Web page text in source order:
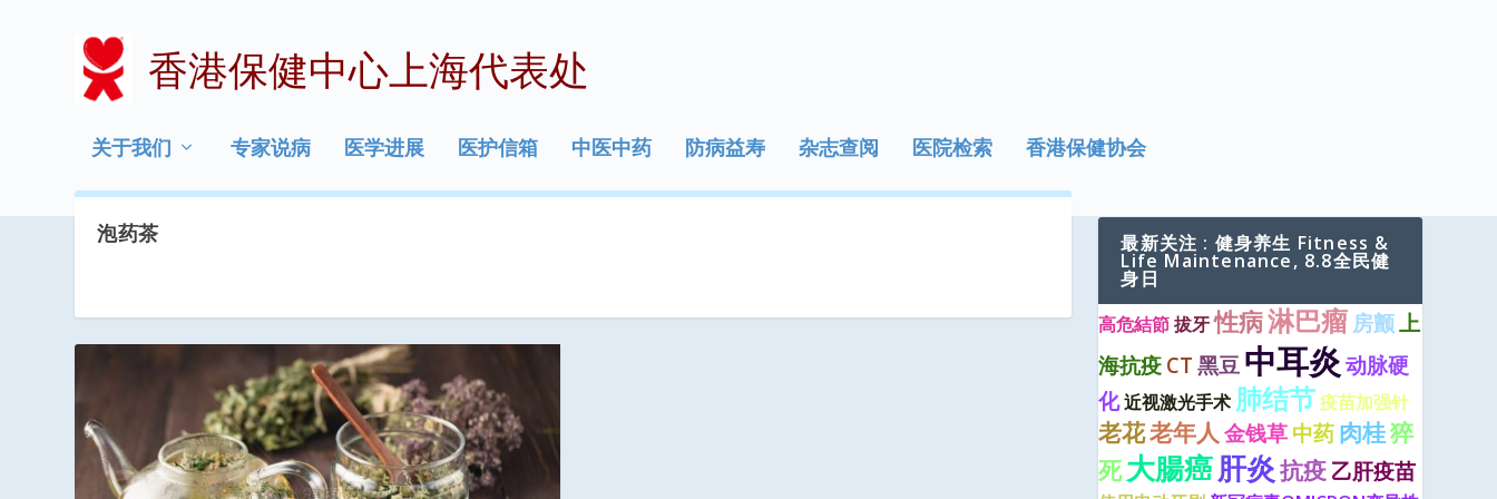
香港保健中心上海代表处
关于我们 专家说病 医学进展 医护信箱 中医中药 防病益寿 杂志查阅 医院检索 香港保健协会
泡药茶 最新关注 : 健身养生 Fitness &
Life Maintenance, 8.8全民健
身日
高危結節拔牙性病淋巴瘤房颤上
海抗疫CT 黑豆中耳炎 动脉硬
化近视激光手术 肺结节疫苗加强针
老花老年人 金钱草中药肉桂猝
死大腸癌肝炎抗疫乙肝疫苗